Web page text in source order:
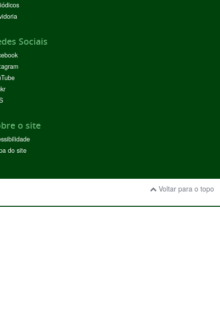
Sociais
o site
do site
Voltar para o topo